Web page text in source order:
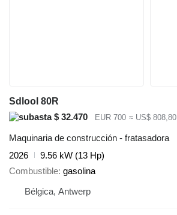
Sdlool 80R
$ 32.470
EUR 700 ≈ US$ 808,80
Maquinaria de construcción - fratasadora
2026
9.56 kW (13 Hp)
Combustible gasolina
Bélgica, Antwerp